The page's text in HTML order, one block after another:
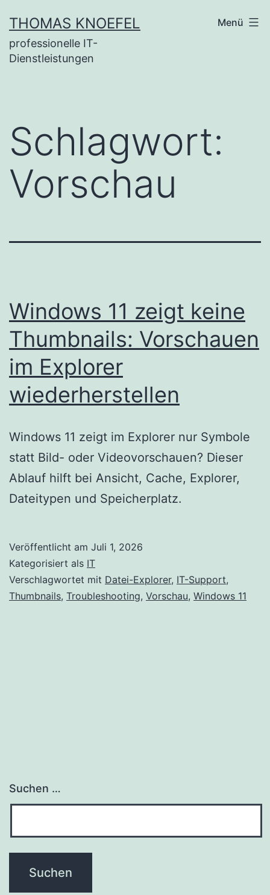
Inhalt
springen
THOMAS KNOEFEL
professionelle IT-
Dienstleistungen
Menü
Schlagwort:
Vorschau
Windows 11 zeigt keine
Thumbnails: Vorschauen
im Explorer
wiederherstellen
Windows 11 zeigt im Explorer nur Symbole
statt Bild- oder Videovorschauen? Dieser
Ablauf hilft bei Ansicht, Cache, Explorer,
Dateitypen und Speicherplatz.
Veröffentlicht am Juli 1, 2026
Kategorisiert als IT
Verschlagwortet mit Datei-Explorer, IT-Support,
Thumbnails, Troubleshooting, Vorschau, Windows 11
Suchen …